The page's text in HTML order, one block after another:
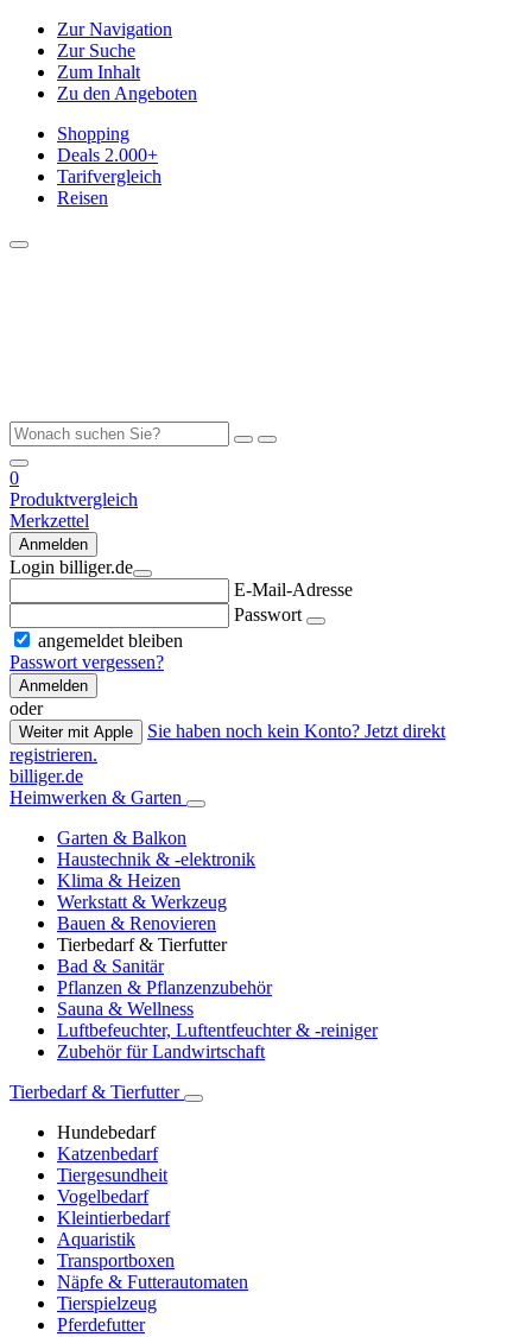
Zur Navigation
Zur Suche
Zum Inhalt
Zu den Angeboten
Shopping
Deals 2.000+
Tarifvergleich
Reisen
0
Produktvergleich
Merkzettel
Anmelden
Login billiger.de
E-Mail-Adresse
Passwort
angemeldet bleiben
Passwort vergessen?
Anmelden
oder
Weiter mit Apple
Sie haben noch kein Konto? Jetzt direkt
registrieren.
billiger.de
Heimwerken & Garten
Garten & Balkon
Haustechnik & -elektronik
Klima & Heizen
Werkstatt & Werkzeug
Bauen & Renovieren
Tierbedarf & Tierfutter
Bad & Sanitär
Pflanzen & Pflanzenzubehör
Sauna & Wellness
Luftbefeuchter, Luftentfeuchter & -reiniger
Zubehör für Landwirtschaft
Tierbedarf & Tierfutter
Hundebedarf
Katzenbedarf
Tiergesundheit
Vogelbedarf
Kleintierbedarf
Aquaristik
Transportboxen
Näpfe & Futterautomaten
Tierspielzeug
Pferdefutter